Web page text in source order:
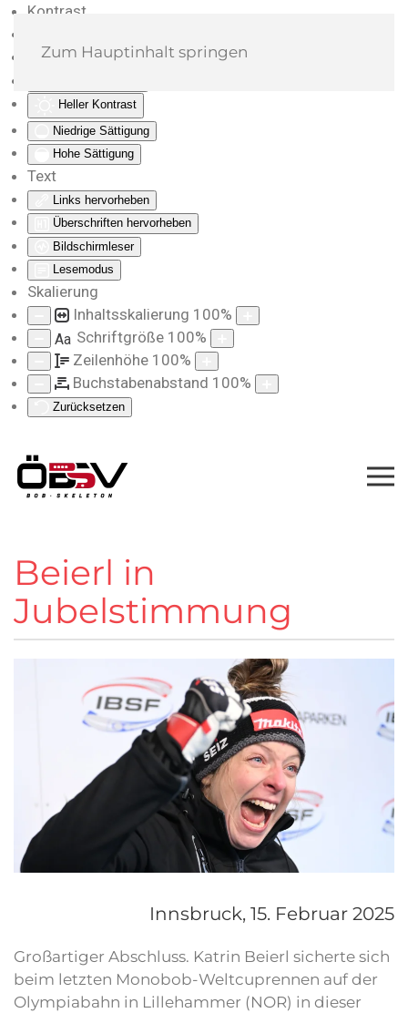
Kontrast
Monochrom
Heller Kontrast
Niedrige Sättigung
Hohe Sättigung
Text
Links hervorheben
Überschriften hervorheben
Bildschirmleser
Lesemodus
Skalierung
Inhaltsskalierung 100%
Aa Schriftgröße 100%
Zeilenhöhe 100%
Buchstabenabstand 100%
Zurücksetzen
Zum Hauptinhalt springen
Beierl in
Jubelstimmung
Innsbruck, 15. Februar 2025
Großartiger Abschluss. Katrin Beierl sicherte sich
beim letzten Monobob-Weltcuprennen auf der
Olympiabahn in Lillehammer (NOR) in dieser